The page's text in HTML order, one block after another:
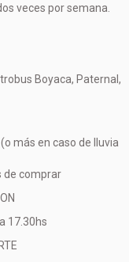
veces por semana.
Boyaca, Paternal,
más en caso de lluvia
de comprar
17.30hs